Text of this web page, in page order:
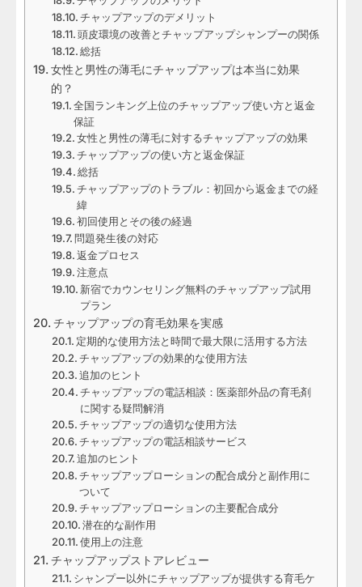
チャップアップのデメリット
頭皮環境の改善とチャップアップシャンプーの関係
総括
女性と男性の薄毛にチャップアップは本当に効果
的？
全国ランキング上位のチャップアップ使い方と返金
保証
女性と男性の薄毛に対するチャップアップの効果
チャップアップの使い方と返金保証
総括
チャップアップのトラブル：初回から返金までの経
緯
初回使用とその後の経過
問題発生後の対応
返金プロセス
注意点
新宿でカウンセリング無料のチャップアップ試用
プラン
チャップアップの育毛効果を実感
定期的な使用方法と時間で最大限に活用する方法
チャップアップの効果的な使用方法
追加のヒント
チャップアップの電話相談：医薬部外品の育毛剤
に関する疑問解消
チャップアップの適切な使用方法
チャップアップの電話相談サービス
追加のヒント
チャップアップローションの配合成分と副作用に
ついて
チャップアップローションの主要配合成分
潜在的な副作用
使用上の注意
チャップアップストアレビュー
シャンプー以外にチャップアップが提供する育毛ケ